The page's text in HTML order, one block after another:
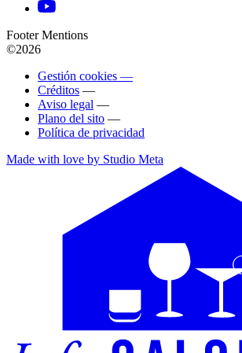
Footer Mentions
©2026
Gestión cookies —
Créditos —
Aviso legal —
Plano del sito —
Política de privacidad
Made with love by Studio Meta